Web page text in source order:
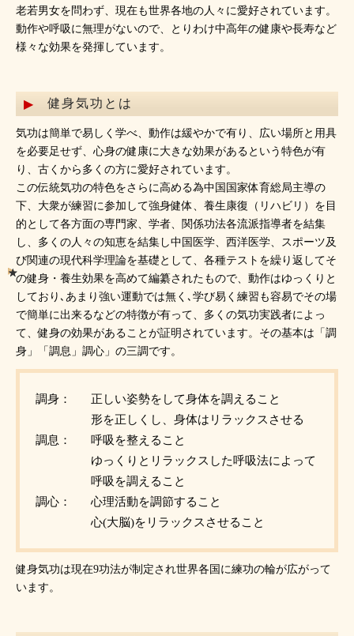
老若男女を問わず、現在も世界各地の人々に愛好されています。
動作や呼吸に無理がないので、とりわけ中高年の健康や長寿など
様々な効果を発揮しています。
健身気功とは
気功は簡単で易しく学べ、動作は緩やかで有り、広い場所と用具
を必要足せず、心身の健康に大きな効果があるという特色が有
り、古くから多くの方に愛好されています。
この伝統気功の特色をさらに高める為中国国家体育総局主導の
下、大衆が練習に参加して強身健体、養生康復（リハビリ）を目
的として各方面の専門家、学者、関係功法各流派指導者を結集
し、多くの人々の知恵を結集し中国医学、西洋医学、スポーツ及
び関連の現代科学理論を基礎として、各種テストを繰り返してそ
の健身・養生効果を高めて編纂されたもので、動作はゆっくりと
しており､あまり強い運動では無く､学び易く練習も容易でその場
で簡単に出来るなどの特徴が有って、多くの気功実践者によっ
て、健身の効果があることが証明されています。その基本は「調
身」「調息」調心」の三調です。
調身：
正しい姿勢をして身体を調えること
形を正しくし、身体はリラックスさせる
調息：
呼吸を整えること
ゆっくりとリラックスした呼吸法によって
呼吸を調えること
調心：
心理活動を調節すること
心(大脳)をリラックスさせること
健身気功は現在9功法が制定され世界各国に練功の輪が広がって
います。